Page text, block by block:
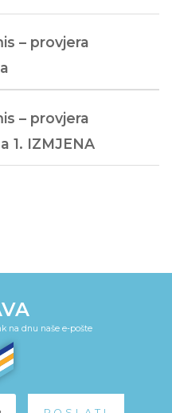
– provjera
– provjera
1. IZMJENA
na dnu naše e-pošte